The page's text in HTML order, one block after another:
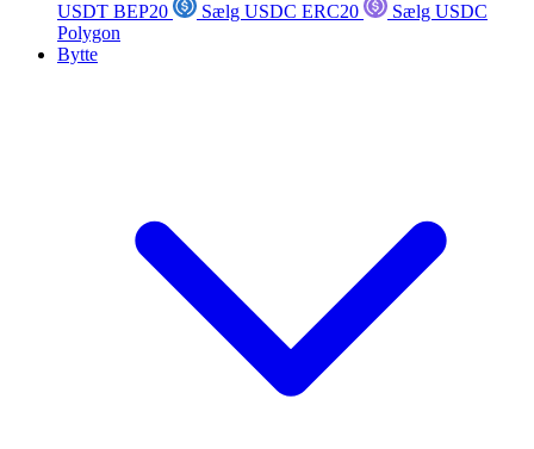
USDT BEP20
Sælg USDC ERC20
Sælg USDC
Polygon
Bytte